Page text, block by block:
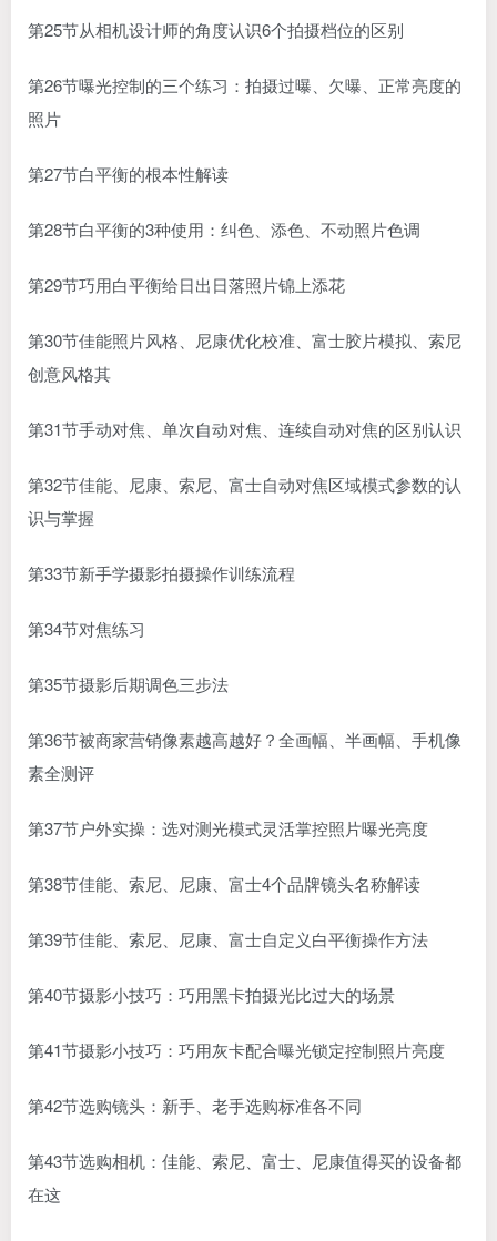
第25节从相机设计师的角度认识6个拍摄档位的区别
第26节曝光控制的三个练习：拍摄过曝、欠曝、正常亮度的
照片
第27节白平衡的根本性解读
第28节白平衡的3种使用：纠色、添色、不动照片色调
第29节巧用白平衡给日出日落照片锦上添花
第30节佳能照片风格、尼康优化校准、富士胶片模拟、索尼
创意风格其
第31节手动对焦、单次自动对焦、连续自动对焦的区别认识
第32节佳能、尼康、索尼、富士自动对焦区域模式参数的认
识与掌握
第33节新手学摄影拍摄操作训练流程
第34节对焦练习
第35节摄影后期调色三步法
第36节被商家营销像素越高越好？全画幅、半画幅、手机像
素全测评
第37节户外实操：选对测光模式灵活掌控照片曝光亮度
第38节佳能、索尼、尼康、富士4个品牌镜头名称解读
第39节佳能、索尼、尼康、富士自定义白平衡操作方法
第40节摄影小技巧：巧用黑卡拍摄光比过大的场景
第41节摄影小技巧：巧用灰卡配合曝光锁定控制照片亮度
第42节选购镜头：新手、老手选购标准各不同
第43节选购相机：佳能、索尼、富士、尼康值得买的设备都
在这